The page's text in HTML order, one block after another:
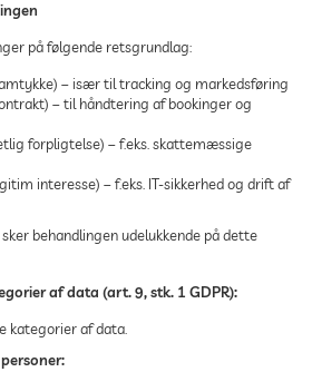
på følgende retsgrundlag:
– især til tracking og markedsføring
– til håndtering af bookinger og
forpligtelse) – f.eks. skattemæssige
interesse) – f.eks. IT-sikkerhed og drift af
behandlingen udelukkende på dette
af data (art. 9, stk. 1 GDPR):
kategorier af data.